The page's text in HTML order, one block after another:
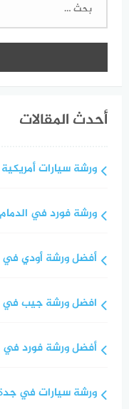
أحدث المقالات
ورشة سيارات
ورشة فورد في الدمام
أفضل ورشة أودي
افضل ورشة جيب في
أفضل ورشة فورد في
ورشة سيارات في